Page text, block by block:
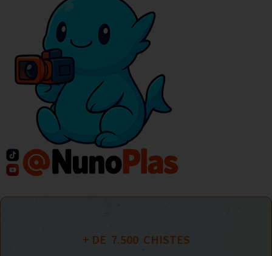
+ DE 7.500
  CHISTES